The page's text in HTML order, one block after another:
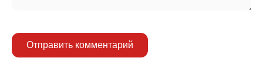
Отправить комментарий